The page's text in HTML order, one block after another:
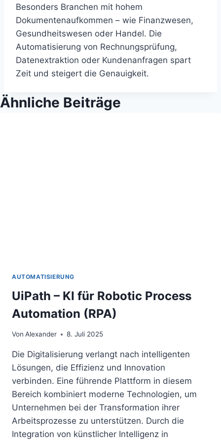
Besonders Branchen mit hohem
Dokumentenaufkommen – wie Finanzwesen,
Gesundheitswesen oder Handel. Die
Automatisierung von Rechnungsprüfung,
Datenextraktion oder Kundenanfragen spart
Zeit und steigert die Genauigkeit.
Ähnliche Beiträge
AUTOMATISIERUNG
UiPath – KI für Robotic Process
Automation (RPA)
Von Alexander 8. Juli 2025
Die Digitalisierung verlangt nach intelligenten
Lösungen, die Effizienz und Innovation
verbinden. Eine führende Plattform in diesem
Bereich kombiniert moderne Technologien, um
Unternehmen bei der Transformation ihrer
Arbeitsprozesse zu unterstützen. Durch die
Integration von künstlicher Intelligenz in